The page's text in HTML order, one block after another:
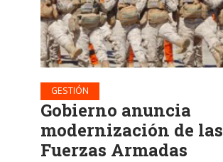
GESTIÓN
Gobierno anuncia
modernización de las
Fuerzas Armadas